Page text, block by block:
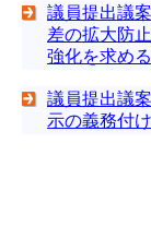
議員提出議
差の拡大防
強化を求め
議員提出議
示の義務付